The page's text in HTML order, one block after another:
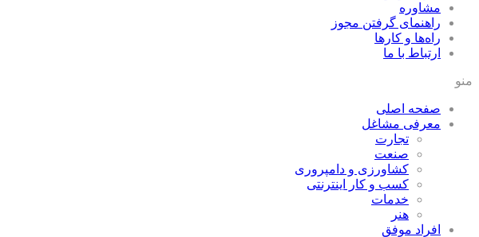
مشاوره
راهنمای گرفتن مجوز
راه‌ها و كارها
ارتباط با ما
منو
صفحه اصلی
معرفی مشاغل
تجارت
صنعت
كشاورزی و دامپروری
كسب و كار اينترنتی
خدمات
هنر
افراد موفق